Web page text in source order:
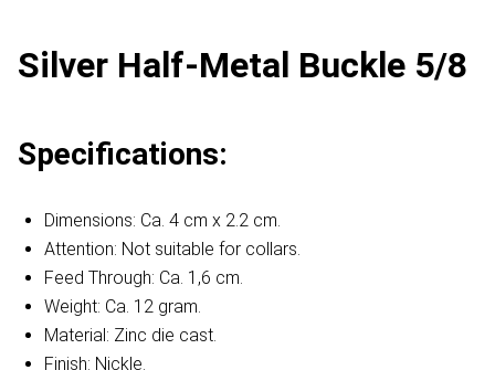
Silver Half-Metal Buckle 5/8
Specifications:
Dimensions: Ca. 4 cm x 2.2 cm.
Attention: Not suitable for collars.
Feed Through: Ca. 1,6 cm.
Weight: Ca. 12 gram.
Material: Zinc die cast.
Finish: Nickle.